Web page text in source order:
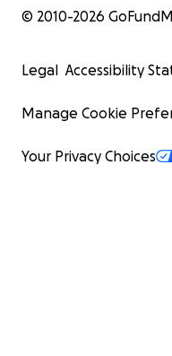
© 2010-2026
Legal Accessibility
Manage Cookie
Your Privacy Choices